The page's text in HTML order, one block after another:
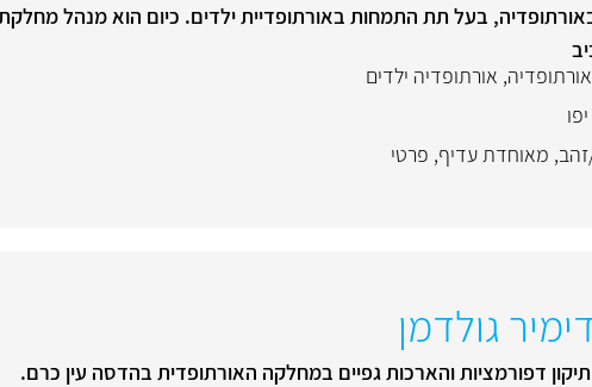
בעל תת התמחות באורתופדיית ילדים. כיום הוא מנהל
אורתופדיה, אורתופדיה ילדים
, מאוחדת עדיף, פרטי
גולדמן
דפורמציות והארכות גפיים במחלקה האורתופדית בהדסה עין כרם.